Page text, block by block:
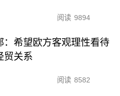
阅读 9894
：希望欧方客观理性看待
贸关系
阅读 8582